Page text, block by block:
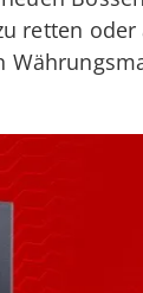
retten oder